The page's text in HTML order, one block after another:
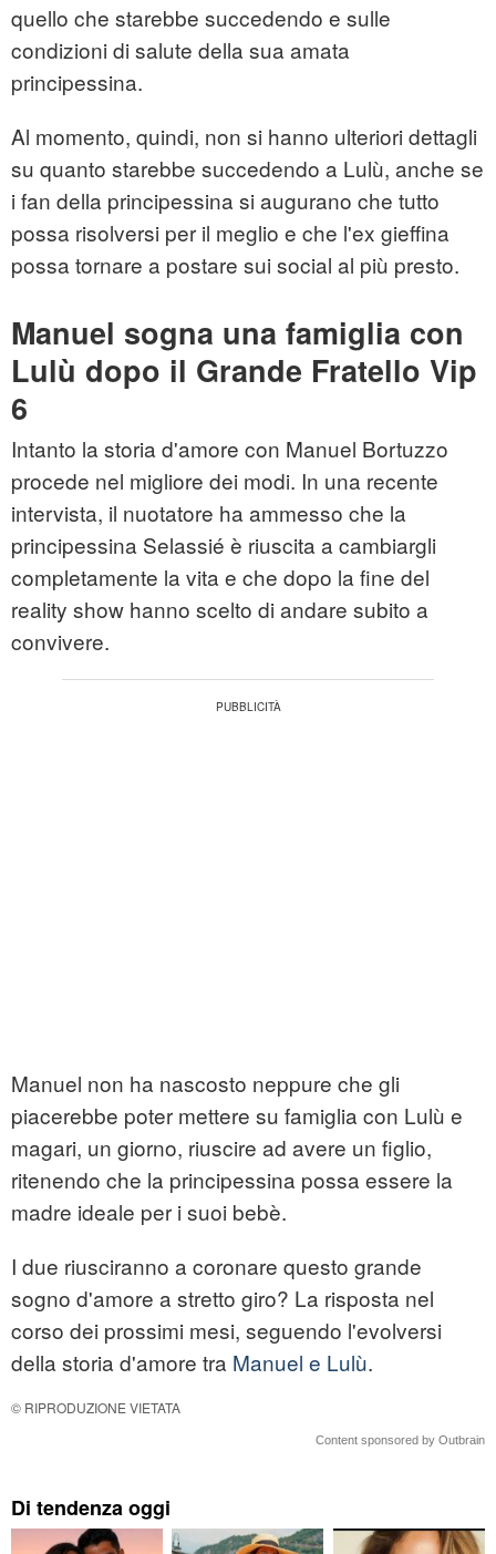
quello che starebbe succedendo e sulle
condizioni di salute della sua amata
principessina.
Al momento, quindi, non si hanno ulteriori dettagli
su quanto starebbe succedendo a Lulù, anche se
i fan della principessina si augurano che tutto
possa risolversi per il meglio e che l'ex gieffina
possa tornare a postare sui social al più presto.
Manuel sogna una famiglia con
Lulù dopo il Grande Fratello Vip
6
Intanto la storia d'amore con Manuel Bortuzzo
procede nel migliore dei modi. In una recente
intervista, il nuotatore ha ammesso che la
principessina Selassié è riuscita a cambiargli
completamente la vita e che dopo la fine del
reality show hanno scelto di andare subito a
convivere.
Manuel non ha nascosto neppure che gli
piacerebbe poter mettere su famiglia con Lulù e
magari, un giorno, riuscire ad avere un figlio,
ritenendo che la principessina possa essere la
madre ideale per i suoi bebè.
I due riusciranno a coronare questo grande
sogno d'amore a stretto giro? La risposta nel
corso dei prossimi mesi, seguendo l'evolversi
della storia d'amore tra Manuel e Lulù.
© RIPRODUZIONE VIETATA
Content sponsored by Outbrain
Di tendenza oggi